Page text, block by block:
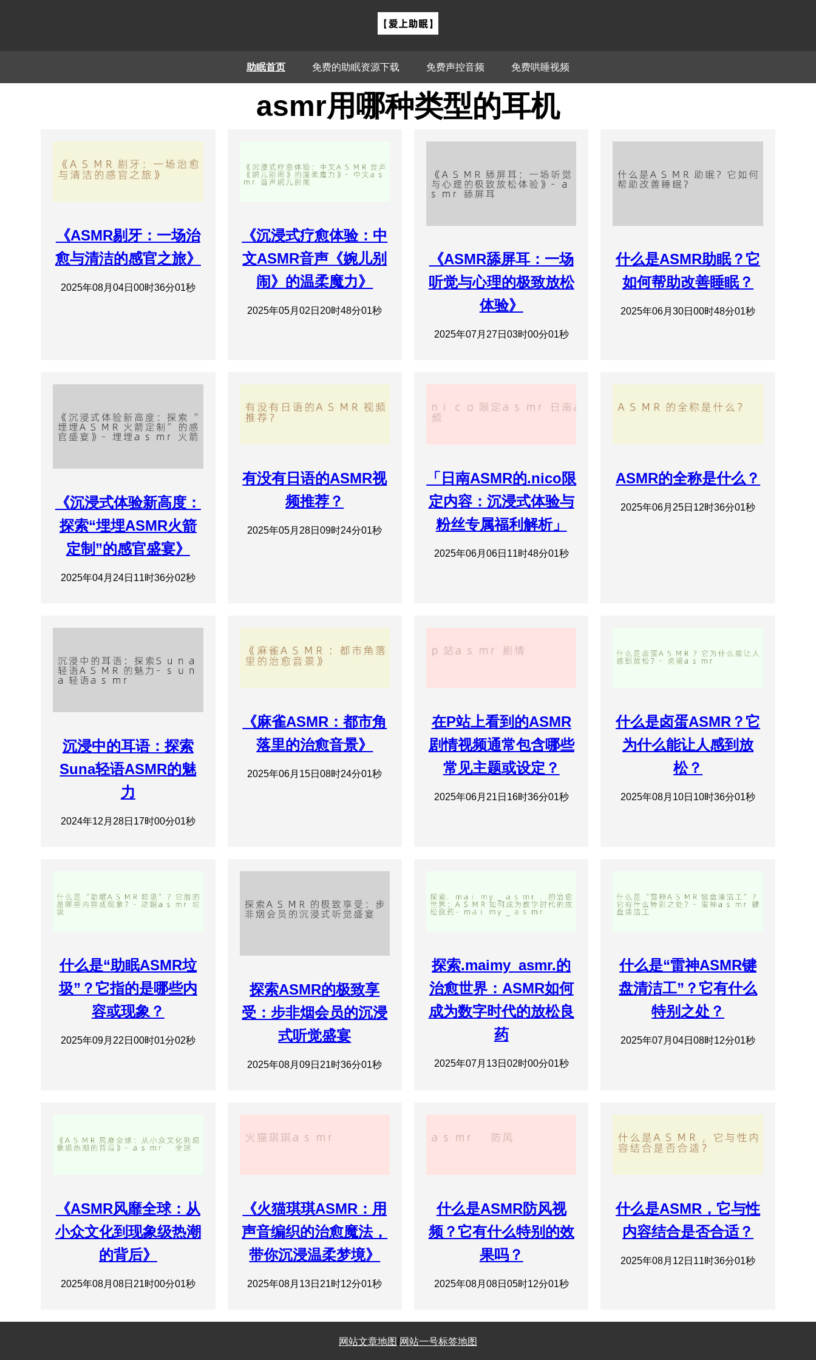
助眠首页 免费的助眠资源下载 免费声控音频 免费哄睡视频
asmr用哪种类型的耳机
《ASMR剔牙：一场治
愈与清洁的感官之旅》
2025年08月04日00时36分01秒
《沉浸式疗愈体验：中
文ASMR音声《婉儿别
闹》的温柔魔力》
2025年05月02日20时48分01秒
《ASMR舔屏耳：一场
听觉与心理的极致放松
体验》
2025年07月27日03时00分01秒
什么是ASMR助眠？它
如何帮助改善睡眠？
2025年06月30日00时48分01秒
《沉浸式体验新高度：
探索“埋埋ASMR火箭
定制”的感官盛宴》
2025年04月24日11时36分02秒
有没有日语的ASMR视
频推荐？
2025年05月28日09时24分01秒
「日南ASMR的.nico限
定内容：沉浸式体验与
粉丝专属福利解析」
2025年06月06日11时48分01秒
ASMR的全称是什么？
2025年06月25日12时36分01秒
沉浸中的耳语：探索
Suna轻语ASMR的魅
力
2024年12月28日17时00分01秒
《麻雀ASMR：都市角
落里的治愈音景》
2025年06月15日08时24分01秒
在P站上看到的ASMR
剧情视频通常包含哪些
常见主题或设定？
2025年06月21日16时36分01秒
什么是卤蛋ASMR？它
为什么能让人感到放
松？
2025年08月10日10时36分01秒
什么是“助眠ASMR垃
圾”？它指的是哪些内
容或现象？
2025年09月22日00时01分02秒
探索ASMR的极致享
受：步非烟会员的沉浸
式听觉盛宴
2025年08月09日21时36分01秒
探索.maimy_asmr.的
治愈世界：ASMR如何
成为数字时代的放松良
药
2025年07月13日02时00分01秒
什么是“雷神ASMR键
盘清洁工”？它有什么
特别之处？
2025年07月04日08时12分01秒
《ASMR风靡全球：从
小众文化到现象级热潮
的背后》
2025年08月08日21时00分01秒
《火猫琪琪ASMR：用
声音编织的治愈魔法，
带你沉浸温柔梦境》
2025年08月13日21时12分01秒
什么是ASMR防风视
频？它有什么特别的效
果吗？
2025年08月08日05时12分01秒
什么是ASMR，它与性
内容结合是否合适？
2025年08月12日11时36分01秒
网站文章地图/网站一号标签地图